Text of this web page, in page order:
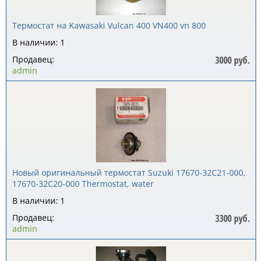
Термостат на Kawasaki Vulcan 400 VN400 vn 800
В наличии: 1
3000 руб.
Продавец:
admin
Новый оригинальный термостат Suzuki 17670-32C21-000,
17670-32C20-000 Thermostat, water
В наличии: 1
3300 руб.
Продавец:
admin